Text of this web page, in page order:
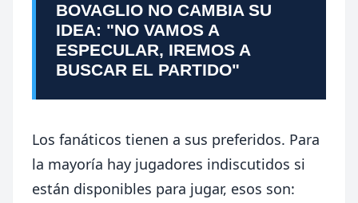
BOVAGLIO NO CAMBIA SU
IDEA: "NO VAMOS A
ESPECULAR, IREMOS A
BUSCAR EL PARTIDO"
Los fanáticos tienen a sus preferidos. Para
la mayoría hay jugadores indiscutidos si
están disponibles para jugar, esos son: